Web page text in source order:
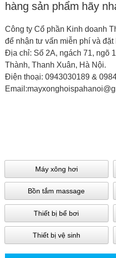
hàng sản phẩm hãy
Công ty Cổ phần Kinh doanh
để nhận tư vấn miễn phí và đặt
Địa chỉ: Số 2A, ngách 71, ngõ
Thành, Thanh Xuân, Hà Nội.
Điện thoại: 0943030189 &
Máy xông hơi
Bồn tắm massage
Thiết bị bể bơi
Thiết bị vệ sinh